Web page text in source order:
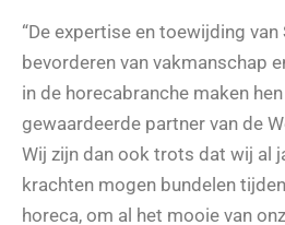
“De expertise en toewijding van
bevorderen van vakmanschap
in de horecabranche maken
gewaardeerde partner van de
Wij zijn dan ook trots dat wij al
krachten mogen bundelen
horeca, om al het mooie van